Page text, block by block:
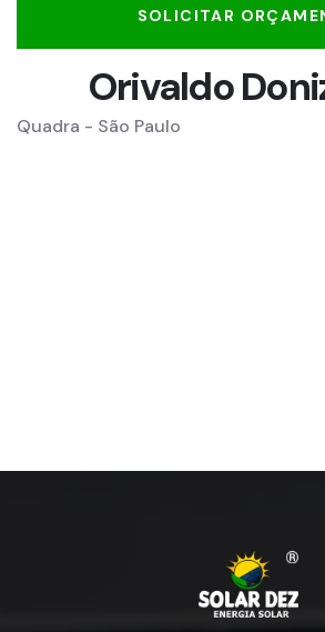
SOLICITAR
Orivaldo
Quadra - São Paulo